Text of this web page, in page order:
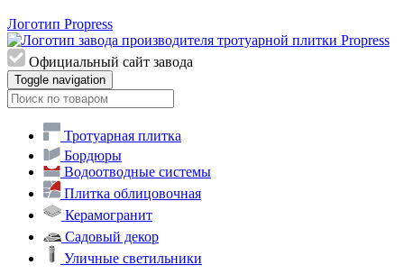
Логотип Propress
Официальный сайт завода
Toggle navigation
Тротуарная плитка
Бордюры
Водоотводные системы
Плитка облицовочная
Керамогранит
Садовый декор
Уличные светильники